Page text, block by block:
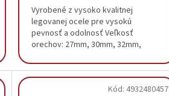
Vyrobené z vysoko kvalitnej
legovanej ocele pre vysokú
pevnosť a odolnosť Veľkosť
orechov: 27mm, 30mm, 32mm,
Kód: 4932480457